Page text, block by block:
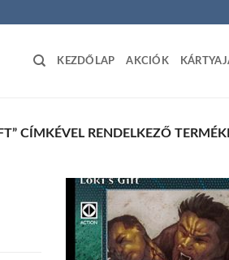
KEZDŐLAP AKCIÓK
CÍMKÉVEL RENDELKEZŐ